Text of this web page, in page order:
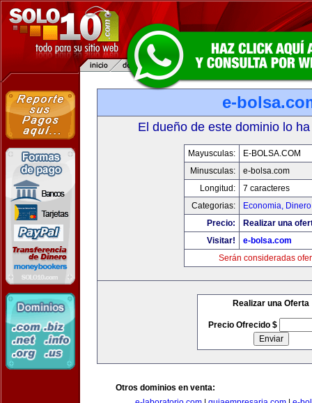
e-
El dueño de este dominio lo
Mayusculas:
E-BOLSA.COM
Minusculas:
e-bolsa.com
Longitud:
7 caracteres
Categorias:
Economia,
Precio:
Realizar una
Visitar!
e-bolsa.com
Serán consideradas
Realizar una Oferta
Precio Ofrecido $
Otros dominios en venta: